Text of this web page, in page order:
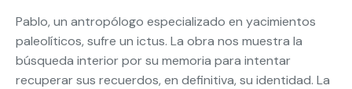
Pablo, un antropólogo especializado en yacimientos
paleolíticos, sufre un ictus. La obra nos muestra la
búsqueda interior por su memoria para intentar
recuperar sus recuerdos, en definitiva, su identidad. La